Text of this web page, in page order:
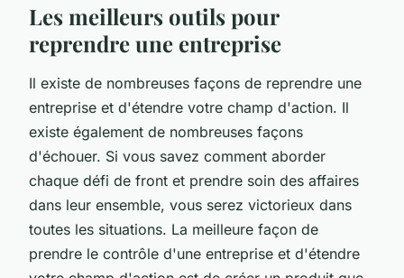
Les meilleurs outils pour
reprendre une entreprise
Il existe de nombreuses façons de reprendre une
entreprise et d'étendre votre champ d'action. Il
existe également de nombreuses façons
d'échouer. Si vous savez comment aborder
chaque défi de front et prendre soin des affaires
dans leur ensemble, vous serez victorieux dans
toutes les situations. La meilleure façon de
prendre le contrôle d'une entreprise et d'étendre